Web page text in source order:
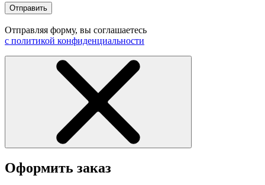
Отправить
Отправляя форму, вы соглашаетесь
с политикой конфиденциальности
Оформить заказ